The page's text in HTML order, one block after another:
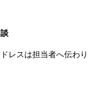
レスは担当者へ伝わり